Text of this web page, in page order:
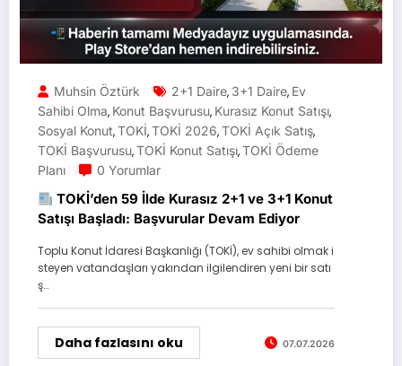
Muhsin Öztürk 2+1 Daire, 3+1 Daire, Ev
Sahibi Olma, Konut Başvurusu, Kurasız Konut Satışı,
Sosyal Konut,TOKİ,TOKİ 2026,TOKİ Açık Satış,
TOKİ Başvurusu,TOKİ Konut Satışı,TOKİ Ödeme
Planı
0 Yorumlar
TOKİ’den 59 İlde Kurasız 2+1 ve 3+1 Konut
Satışı Başladı: Başvurular Devam Ediyor
Toplu Konut İdaresi Başkanlığı (TOKİ), ev sahibi olmak i
steyen vatandaşları yakından ilgilendiren yeni bir satı
ş…
Daha fazlasını oku 07.07.2026